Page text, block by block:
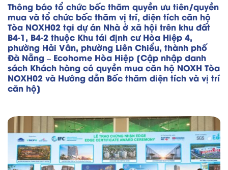
Thông báo tổ chức bốc thăm quyền ưu tiên/quyền
mua và tổ chức bốc thăm vị trí, diện tích căn hộ
Tòa NOXH02 tại dự án Nhà ở xã hội trên khu đất
B4-1, B4-2 thuộc Khu tái định cư Hòa Hiệp 4,
phường Hải Vân, phường Liên Chiểu, thành phố
Đà Nẵng – Ecohome Hòa Hiệp [Cập nhập danh
sách Khách hàng có quyền mua căn hộ NOXH Tòa
NOXH02 và Hướng dẫn Bốc thăm diện tích và vị trí
căn hộ]